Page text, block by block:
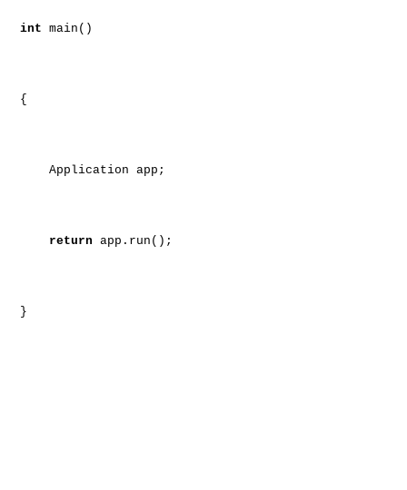
int main()
{
Application app;
return app.run();
}